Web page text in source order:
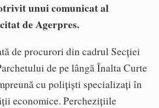
unui comunicat al
de Agerpres.
de procurori din cadrul Secției
de pe lângă Înalta Curte
cu polițiști specializați în
economice. Perchezițiile